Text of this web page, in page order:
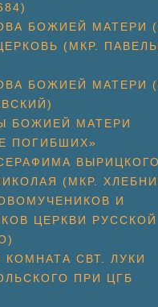
БОЖИЕЙ МАТЕРИ
(МКР.
БОЖИЕЙ МАТЕРИ
БОЖИЕЙ МАТЕРИ
ПОГИБШИХ»
ВЫРИЦКОГО
(МКР.
И
ЦЕРКВИ РУССКОЙ
СВТ. ЛУКИ
ПРИ ЦГБ